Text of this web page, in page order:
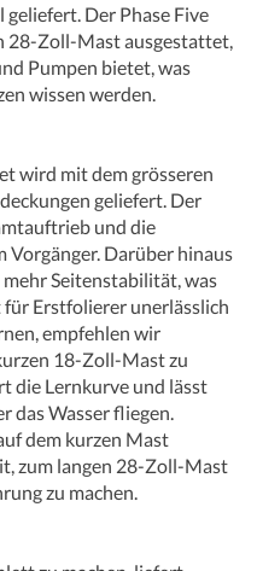
geliefert. Der Phase Five
28-Zoll-Mast ausgestattet,
Pumpen bietet, was
wissen werden.
wird mit dem grösseren
geliefert. Der
und die
Vorgänger. Darüber hinaus
Seitenstabilität, was
für Erstfolierer unerlässlich
empfehlen wir
18-Zoll-Mast zu
die Lernkurve und lässt
das Wasser fliegen.
dem kurzen Mast
zum langen 28-Zoll-Mast
zu machen.